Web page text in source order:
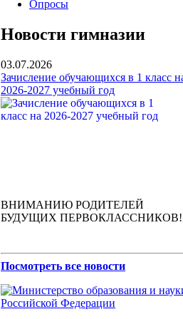
Опросы
Новости гимназии
03.07.2026
Зачисление обучающихся в 1 класс
2026-2027 учебный год
ВНИМАНИЮ РОДИТЕЛЕЙ
БУДУЩИХ ПЕРВОКЛАССНИКОВ!
Посмотреть все новости